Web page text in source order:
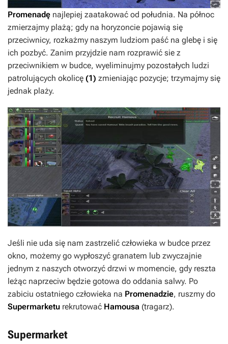
Promenadę najlepiej zaatakować od południa. Na północ
zmierzajmy plażą; gdy na horyzoncie pojawią się
przeciwnicy, rozkażmy naszym ludziom paść na glebę i się
ich pozbyć. Zanim przyjdzie nam rozprawić sie z
przeciwnikiem w budce, wyeliminujmy pozostałych ludzi
patrolujących okolicę (1) zmieniając pozycje; trzymajmy się
jednak plaży.
Jeśli nie uda się nam zastrzelić człowieka w budce przez
okno, możemy go wypłoszyć granatem lub zwyczajnie
jednym z naszych otworzyć drzwi w momencie, gdy reszta
leżąc naprzeciw będzie gotowa do oddania salwy. Po
zabiciu ostatniego człowieka na Promenadzie, ruszmy do
Supermarketu rekrutować Hamousa (tragarz).
Supermarket